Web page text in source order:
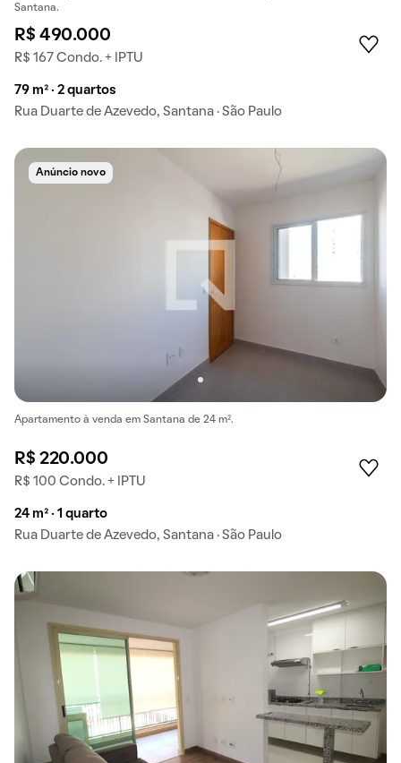
Santana.
R$ 490.000
R$ 167 Condo. + IPTU
79 m² · 2 quartos
Rua Duarte de Azevedo, Santana · São Paulo
Anúncio novo
Apartamento à venda em Santana de 24 m².
R$ 220.000
R$ 100 Condo. + IPTU
24 m² · 1 quarto
Rua Duarte de Azevedo, Santana · São Paulo